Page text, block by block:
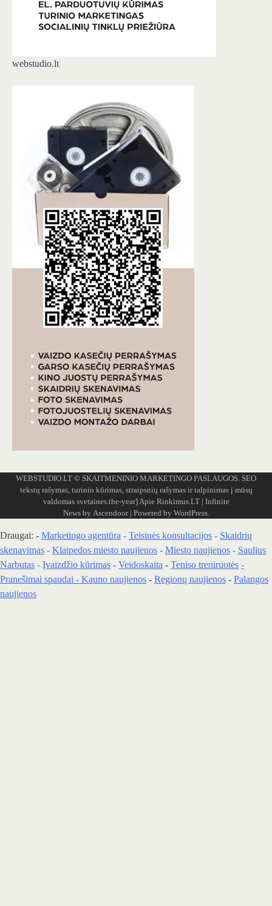
webstudio.lt
WEBSTUDIO.LT © SKAITMENINIO MARKETINGO PASLAUGOS. SEO
tekstų rašymas, turinio kūrimas, straipsnių rašymas ir talpinimas į mūsų
valdomas svetaines.the-year]Apie Rinkimus.LT| Infinite
News by Ascendoor| Powered by WordPress.
Draugai: - Marketingo agentūra - Teisinės konsultacijos - Skaidrių
skenavimas - Klaipedos miesto naujienos - Miesto naujienos - Saulius
Narbutas - Įvaizdžio kūrimas - Veidoskaita - Teniso treniruotės -
Pranešimai spaudai - Kauno naujienos - Regionų naujienos - Palangos
naujienos